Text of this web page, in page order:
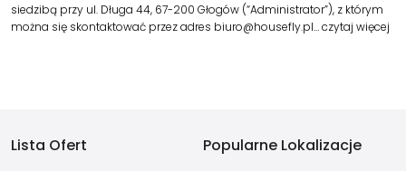
siedzibą przy ul. Długa 44, 67-200 Głogów (“Administrator”), z którym
można się skontaktować przez adres biuro@housefly.pl…czytaj więcej
Lista Ofert
Popularne Lokalizacje